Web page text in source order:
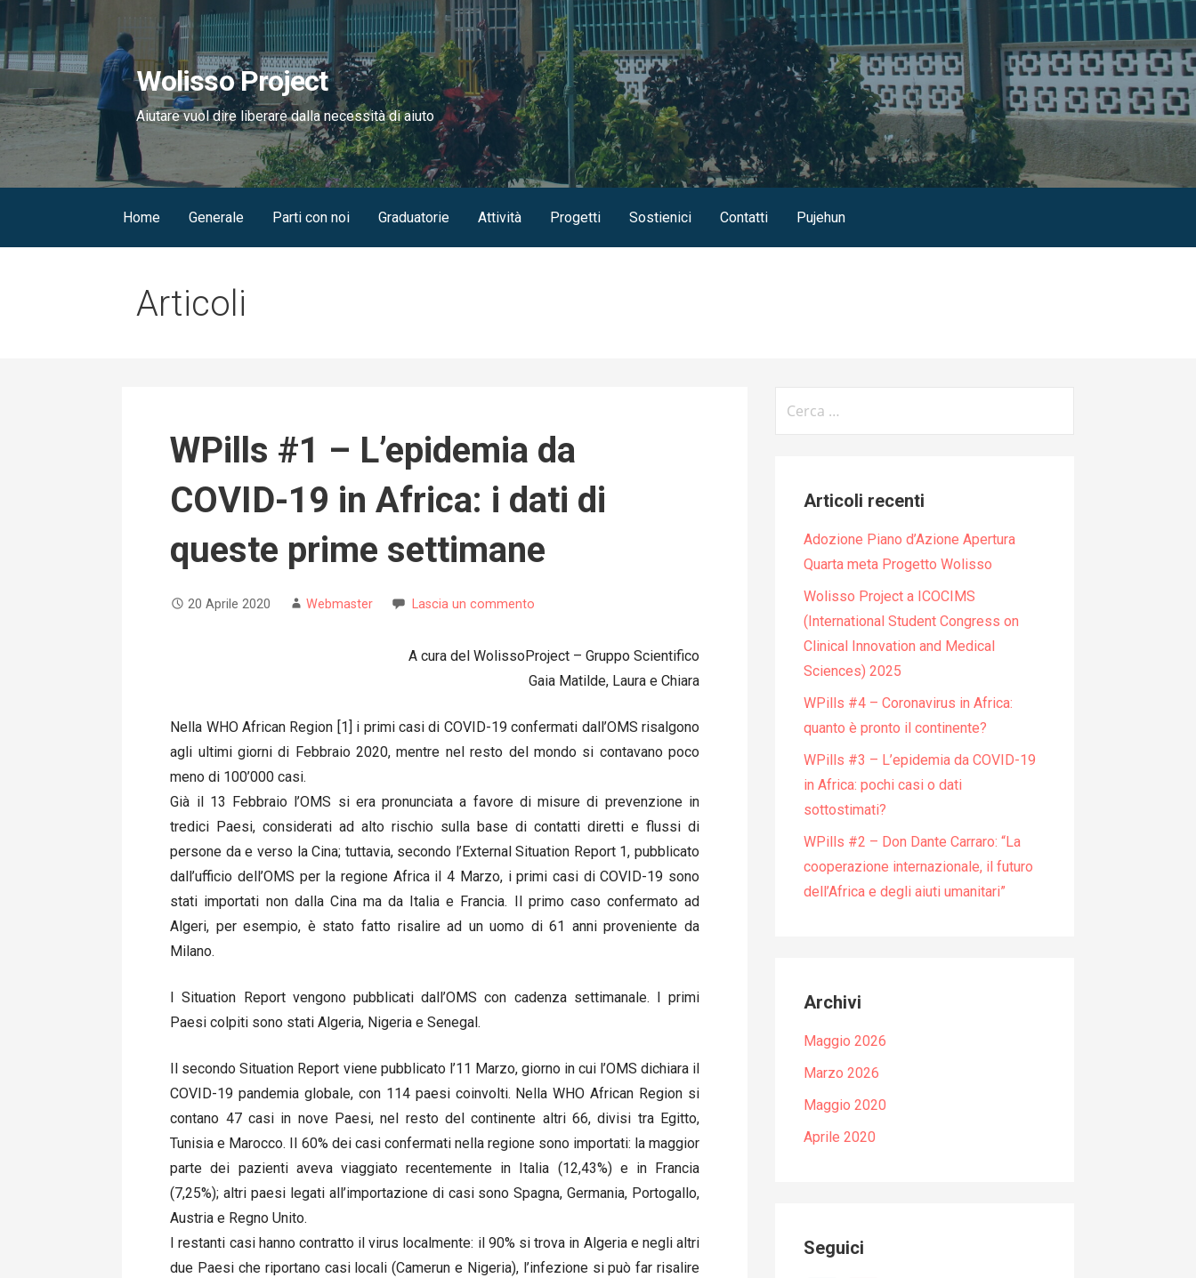
Passa
al
contenuto
Wolisso Project
Aiutare vuol dire liberare dalla necessità di aiuto
Home Generale Parti con noi Graduatorie Attività Progetti Sostienici Contatti Pujehun
Articoli
WPills #1 – L’epidemia da
COVID-19 in Africa: i dati di
queste prime settimane
20 Aprile 2020 Webmaster Lascia un commento
A cura del WolissoProject – Gruppo Scientifico
Gaia Matilde, Laura e Chiara
Nella WHO African Region [1] i primi casi di COVID-19 confermati dall’OMS risalgono
agli ultimi giorni di Febbraio 2020, mentre nel resto del mondo si contavano poco
meno di 100’000 casi.
Già il 13 Febbraio l’OMS si era pronunciata a favore di misure di prevenzione in
tredici Paesi, considerati ad alto rischio sulla base di contatti diretti e flussi di
persone da e verso la Cina; tuttavia, secondo l’External Situation Report 1, pubblicato
dall’ufficio dell’OMS per la regione Africa il 4 Marzo, i primi casi di COVID-19 sono
stati importati non dalla Cina ma da Italia e Francia. Il primo caso confermato ad
Algeri, per esempio, è stato fatto risalire ad un uomo di 61 anni proveniente da
Milano.
I Situation Report vengono pubblicati dall’OMS con cadenza settimanale. I primi
Paesi colpiti sono stati Algeria, Nigeria e Senegal.
Il secondo Situation Report viene pubblicato l’11 Marzo, giorno in cui l’OMS dichiara il
COVID-19 pandemia globale, con 114 paesi coinvolti. Nella WHO African Region si
contano 47 casi in nove Paesi, nel resto del continente altri 66, divisi tra Egitto,
Tunisia e Marocco. Il 60% dei casi confermati nella regione sono importati: la maggior
parte dei pazienti aveva viaggiato recentemente in Italia (12,43%) e in Francia
(7,25%); altri paesi legati all’importazione di casi sono Spagna, Germania, Portogallo,
Austria e Regno Unito.
I restanti casi hanno contratto il virus localmente: il 90% si trova in Algeria e negli altri
due Paesi che riportano casi locali (Camerun e Nigeria), l’infezione si può far risalire
Articoli recenti
Adozione Piano d’Azione Apertura
Quarta meta Progetto Wolisso
Wolisso Project a ICOCIMS
(International Student Congress on
Clinical Innovation and Medical
Sciences) 2025
WPills #4 – Coronavirus in Africa:
quanto è pronto il continente?
WPills #3 – L’epidemia da COVID-19
in Africa: pochi casi o dati
sottostimati?
WPills #2 – Don Dante Carraro: “La
cooperazione internazionale, il futuro
dell’Africa e degli aiuti umanitari”
Archivi
Maggio 2026
Marzo 2026
Maggio 2020
Aprile 2020
Seguici